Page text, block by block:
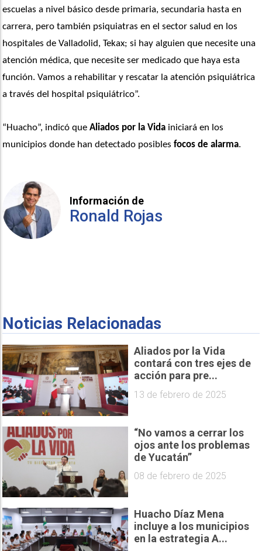
escuelas a nivel básico desde primaria, secundaria hasta en
carrera, pero también psiquiatras en el sector salud en los
hospitales de Valladolid, Tekax; si hay alguien que necesite una
atención médica, que necesite ser medicado que haya esta
función. Vamos a rehabilitar y rescatar la atención psiquiátrica
a través del hospital psiquiátrico”.
“Huacho”, indicó que Aliados por la Vida iniciará en los
municipios donde han detectado posibles focos de alarma.
Información de
Ronald Rojas
Noticias Relacionadas
Aliados por la Vida
contará con tres ejes de
acción para pre...
13 de febrero de 2025
“No vamos a cerrar los
ojos ante los problemas
de Yucatán”
08 de febrero de 2025
Huacho Díaz Mena
incluye a los municipios
en la estrategia A...